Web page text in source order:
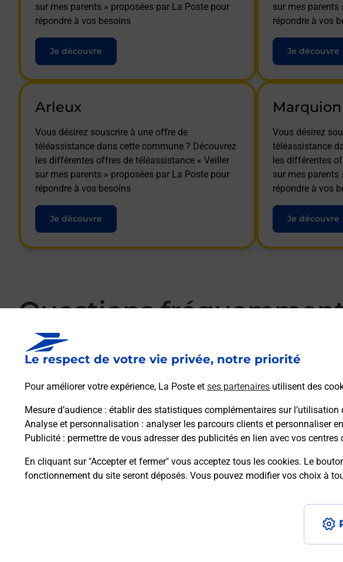
Le respect de votre vie privée, notre priorité
Pour améliorer votre expérience, La Poste et ses partenaires utilisent des
Mesure d’audience : établir des statistiques complémentaires sur
Analyse et personnalisation : analyser les parcours clients et personnaliser
Publicité : permettre de vous adresser des publicités en lien avec vos centres
En cliquant sur "Accepter et fermer" vous acceptez tous les cookies. Le
fonctionnement du site seront déposés. Vous pouvez modifier vos choix à
sur mes parents » proposées par La Poste pour
répondre à vos besoins
Je découvre
sur mes parents
répondre à vos
Je découvre
Arleux
Vous désirez souscrire à une offre de
téléassistance dans cette commune ? Découvrez
les différentes offres de téléassistance « Veiller
sur mes parents » proposées par La Poste pour
répondre à vos besoins
Je découvre
Marquion
Vous désirez
téléassistance
les différentes
sur mes parents
répondre à vos
Je découvre
Questions
La téléassistance classique avec médaillon d’alarme qu’est
Comment fonctionne la téléassistance classique ?
Comment est installée la téléassistance classique ?
Accessibilité :